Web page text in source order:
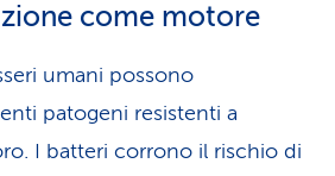
come motore
umani possono
patogeni resistenti a
I batteri corrono il rischio di